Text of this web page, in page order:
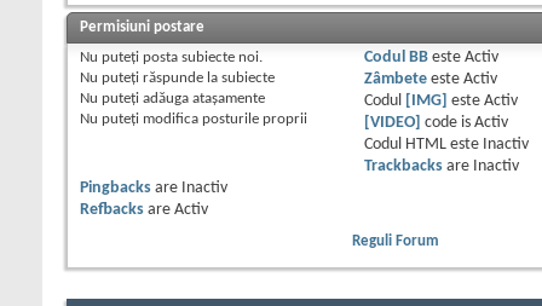
Permisiuni postare
Nu puteţi posta subiecte noi.
Nu puteţi răspunde la subiecte
Nu puteţi adăuga ataşamente
Nu puteţi modifica posturile proprii
Codul BBeste Activ
Zâmbeteeste Activ
Codul
[IMG] este Activ
[VIDEO]
code is Activ
Codul HTML este
Inactiv
Trackbacksare
Inactiv
Pingbacks are
Inactiv
Refbacks are Activ
Reguli Forum